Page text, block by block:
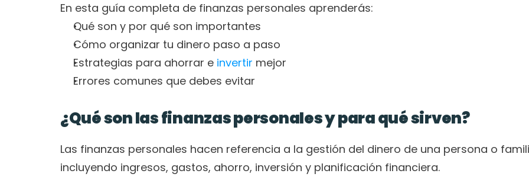
En esta guía completa de finanzas personales aprenderás:
Qué son y por qué son importantes
Cómo organizar tu dinero paso a paso
Estrategias para ahorrar e invertir mejor
Errores comunes que debes evitar
¿Qué son las finanzas personales y para qué sirven?
Las finanzas personales hacen referencia a la gestión del dinero de una persona o
incluyendo ingresos, gastos, ahorro, inversión y planificación financiera.